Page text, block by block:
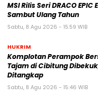
MSI Rilis Seri DRACO EPIC
Sambut Ulang Tahun
Sabtu, 8 Agu 2026 - 15:59 WIB
HUKRIM
Komplotan Perampok
Tajam di Cibitung
Ditangkap
Sabtu, 8 Agu 2026 - 15:46 WIB